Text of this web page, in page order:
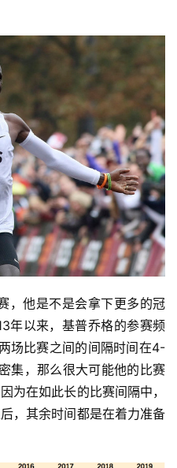
，他是不是会拿下更多的冠
年以来，基普乔格的参赛频
场比赛之间的间隔时间在4-
集，那么很大可能他的比赛
为在如此长的比赛间隔中，
，其余时间都是在着力准备